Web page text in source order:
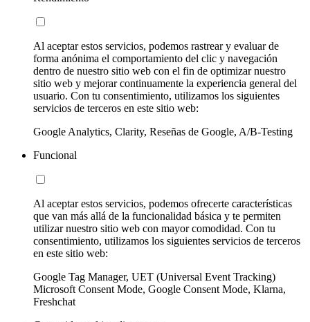
Al aceptar estos servicios, podemos rastrear y evaluar de
forma anónima el comportamiento del clic y navegación
dentro de nuestro sitio web con el fin de optimizar nuestro
sitio web y mejorar continuamente la experiencia general del
usuario. Con tu consentimiento, utilizamos los siguientes
servicios de terceros en este sitio web:
Google Analytics, Clarity, Reseñas de Google, A/B-Testing
Funcional
Al aceptar estos servicios, podemos ofrecerte características
que van más allá de la funcionalidad básica y te permiten
utilizar nuestro sitio web con mayor comodidad. Con tu
consentimiento, utilizamos los siguientes servicios de terceros
en este sitio web:
Google Tag Manager, UET (Universal Event Tracking)
Microsoft Consent Mode, Google Consent Mode, Klarna,
Freshchat